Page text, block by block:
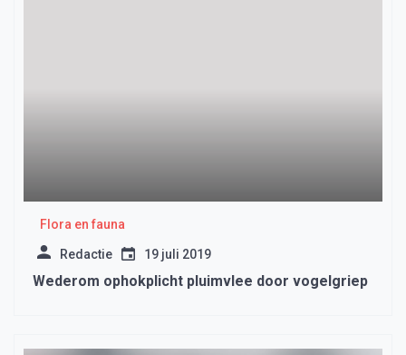
Flora en fauna
Redactie 19 juli 2019
Wederom ophokplicht pluimvlee door vogelgriep